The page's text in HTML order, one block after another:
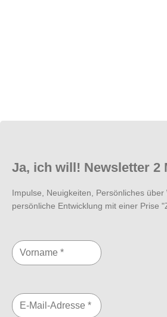
Ja, ich will! Newsletter 2
Impulse, Neuigkeiten, Persönliches über
persönliche Entwicklung mit einer Prise